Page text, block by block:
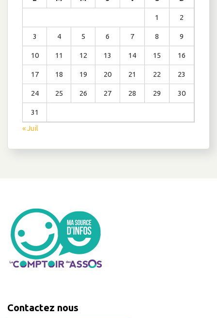
1 2
3 4 5 6 7 8 9
10 11 12 13 14 15 16
17 18 19 20 21 22 23
24 25 26 27 28 29 30
31
« Juil
Contactez nous